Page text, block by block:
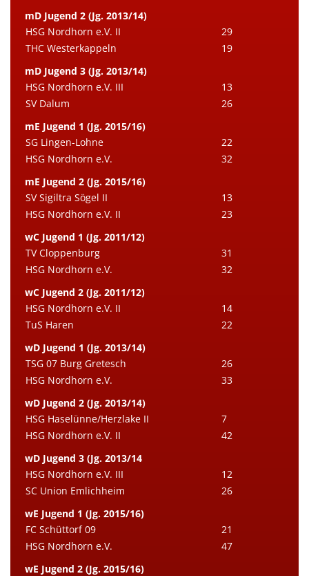
mD Jugend 2 (Jg. 2013/14)
HSG Nordhorn e.V. II
29
THC Westerkappeln
19
mD Jugend 3 (Jg. 2013/14)
HSG Nordhorn e.V. III
13
SV Dalum
26
mE Jugend 1 (Jg. 2015/16)
SG Lingen-Lohne
22
HSG Nordhorn e.V.
32
mE Jugend 2 (Jg. 2015/16)
SV Sigiltra Sögel II
13
HSG Nordhorn e.V. II
23
wC Jugend 1 (Jg. 2011/12)
TV Cloppenburg
31
HSG Nordhorn e.V.
32
wC Jugend 2 (Jg. 2011/12)
HSG Nordhorn e.V. II
14
TuS Haren
22
wD Jugend 1 (Jg. 2013/14)
TSG 07 Burg Gretesch
26
HSG Nordhorn e.V.
33
wD Jugend 2 (Jg. 2013/14)
HSG Haselünne/Herzlake II
7
HSG Nordhorn e.V. II
42
wD Jugend 3 (Jg. 2013/14
HSG Nordhorn e.V. III
12
SC Union Emlichheim
26
wE Jugend 1 (Jg. 2015/16)
FC Schüttorf 09
21
HSG Nordhorn e.V.
47
wE Jugend 2 (Jg. 2015/16)